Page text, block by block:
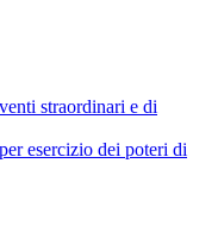
straordinari e di
esercizio dei poteri di